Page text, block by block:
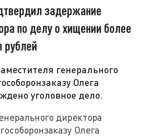
задержание
по делу о хищении более
рублей
генерального
Олега
уголовное дело.
директора
Олега